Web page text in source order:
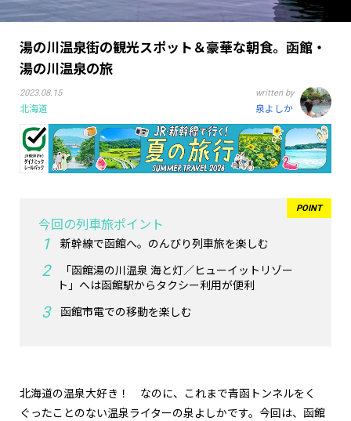
湯の川温泉街の観光スポット＆豪華な朝食。函館・
湯の川温泉の旅
2023.08.15
北海道
written by
泉よしか
今回の列車旅ポイント
新幹線で函館へ。のんびり列車旅を楽しむ
「函館湯の川温泉 海と灯／ヒューイットリゾー
ト」へは函館駅からタクシー利用が便利
函館市電での移動を楽しむ
北海道の温泉大好き！ なのに、これまで青函トンネルをく
ぐったことのない温泉ライターの泉よしかです。今回は、函館